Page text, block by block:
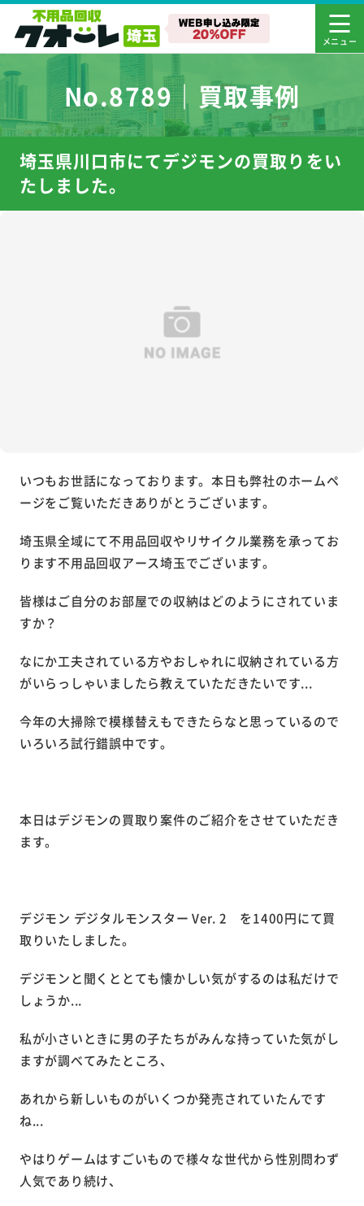
No.8789｜買取事例
埼玉県川口市にてデジモンの買取りをい
たしました。
いつもお世話になっております。本日も弊社のホームペ
ージをご覧いただきありがとうございます。
埼玉県全域にて不用品回収やリサイクル業務を承ってお
ります不用品回収アース埼玉でございます。
皆様はご自分のお部屋での収納はどのようにされていま
すか？
なにか工夫されている方やおしゃれに収納されている方
がいらっしゃいましたら教えていただきたいです...
今年の大掃除で模様替えもできたらなと思っているので
いろいろ試行錯誤中です。
本日はデジモンの買取り案件のご紹介をさせていただき
ます。
デジモン デジタルモンスター Ver. 2 を1400円にて買
取りいたしました。
デジモンと聞くととても懐かしい気がするのは私だけで
しょうか...
私が小さいときに男の子たちがみんな持っていた気がし
ますが調べてみたところ、
あれから新しいものがいくつか発売されていたんです
ね...
やはりゲームはすごいもので様々な世代から性別問わず
人気であり続け、